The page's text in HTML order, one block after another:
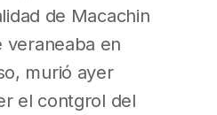
de Macachin
veraneaba en
murió ayer
el contgrol del